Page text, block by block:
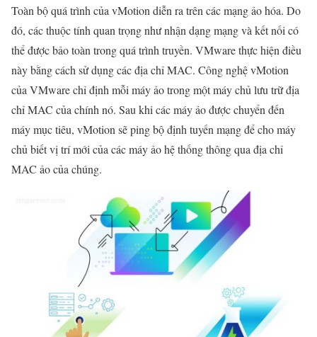
Toàn bộ quá trình của vMotion diễn ra trên các mạng ảo hóa. Do
đó, các thuộc tính quan trọng như nhận dạng mạng và kết nối có
thể được bảo toàn trong quá trình truyền. VMware thực hiện điều
này bằng cách sử dụng các địa chỉ MAC. Công nghệ vMotion
của VMware chỉ định mỗi máy ảo trong một máy chủ lưu trữ địa
chỉ MAC của chính nó. Sau khi các máy ảo được chuyển đến
máy mục tiêu, vMotion sẽ ping bộ định tuyến mạng để cho máy
chủ biết vị trí mới của các máy ảo hệ thống thông qua địa chỉ
MAC ảo của chúng.